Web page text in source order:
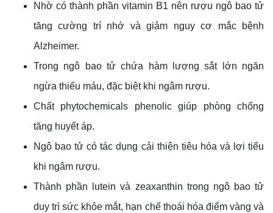
Nhờ có thành phần vitamin B1 nên rượu ngô bao tử
tăng cường trí nhớ và giảm nguy cơ mắc bệnh
Alzheimer.
Trong ngô bao tử chứa hàm lượng sắt lớn ngăn
ngừa thiếu máu, đặc biệt khi ngâm rượu.
Chất phytochemicals phenolic giúp phòng chống
tăng huyết áp.
Ngô bao tử có tác dụng cải thiện tiêu hóa và lợi tiểu
khi ngâm rượu.
Thành phần lutein và zeaxanthin trong ngô bao tử
duy trì sức khỏe mắt, hạn chế thoái hóa điểm vàng và